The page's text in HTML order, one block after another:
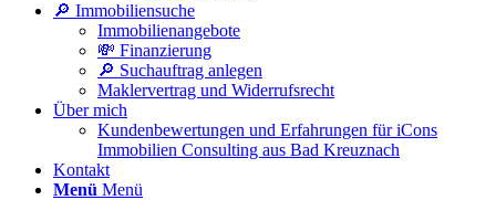
🔎 Immobiliensuche
Immobilienangebote
💸 Finanzierung
🔎 Suchauftrag anlegen
Maklervertrag und Widerrufsrecht
Über mich
Kundenbewertungen und Erfahrungen für iCons
Immobilien Consulting aus Bad Kreuznach
Kontakt
Menü Menü